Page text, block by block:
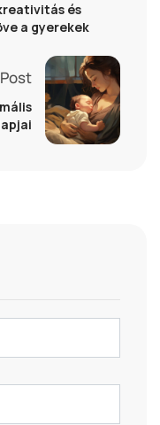
és
a gyerekek